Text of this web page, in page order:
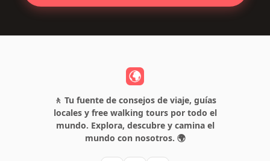
🚶 Tu fuente de consejos de viaje, guías
locales y free walking tours por todo el
mundo. Explora, descubre y camina el
mundo con nosotros. 🌍